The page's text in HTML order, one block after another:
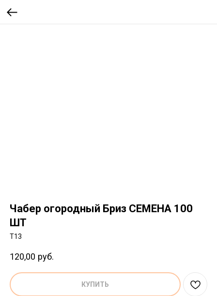
Чабер огородный Бриз СЕМЕНА 100
ШТ
T13
120,00 руб.
КУПИТЬ